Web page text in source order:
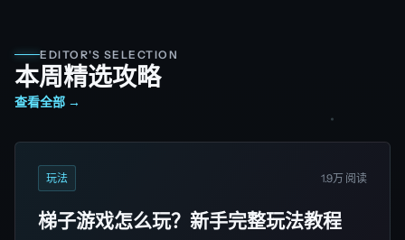
EDITOR'S SELECTION
本周精选攻略
查看全部 →
玩法 1.9万 阅读
梯子游戏怎么玩？新手完整玩法教程